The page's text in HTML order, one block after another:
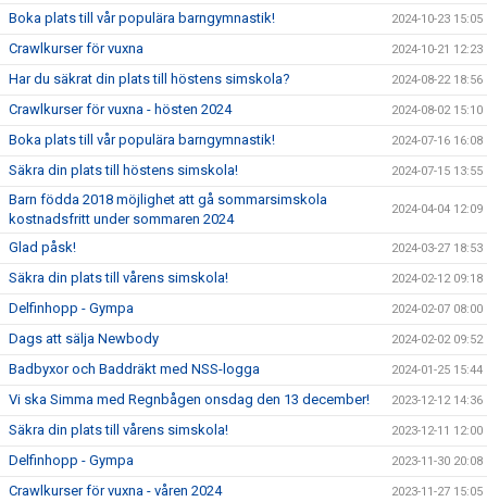
Boka plats till vår populära barngymnastik! 2024-10-23 15:05
Crawlkurser för vuxna 2024-10-21 12:23
Har du säkrat din plats till höstens simskola? 2024-08-22 18:56
Crawlkurser för vuxna - hösten 2024 2024-08-02 15:10
Boka plats till vår populära barngymnastik! 2024-07-16 16:08
Säkra din plats till höstens simskola! 2024-07-15 13:55
Barn födda 2018 möjlighet att gå sommarsimskola
kostnadsfritt under sommaren 2024
2024-04-04 12:09
Glad påsk! 2024-03-27 18:53
Säkra din plats till vårens simskola! 2024-02-12 09:18
Delfinhopp - Gympa 2024-02-07 08:00
Dags att sälja Newbody 2024-02-02 09:52
Badbyxor och Baddräkt med NSS-logga 2024-01-25 15:44
Vi ska Simma med Regnbågen onsdag den 13 december! 2023-12-12 14:36
Säkra din plats till vårens simskola! 2023-12-11 12:00
Delfinhopp - Gympa 2023-11-30 20:08
Crawlkurser för vuxna - våren 2024 2023-11-27 15:05